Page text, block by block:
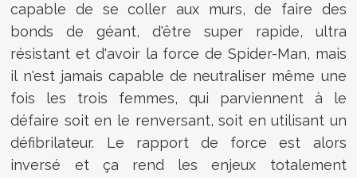
capable de se coller aux murs, de faire des
bonds de géant, d'être super rapide, ultra
résistant et d'avoir la force de Spider-Man, mais
il n'est jamais capable de neutraliser même une
fois les trois femmes, qui parviennent à le
défaire soit en le renversant, soit en utilisant un
défibrilateur. Le rapport de force est alors
inversé et ça rend les enjeux totalement